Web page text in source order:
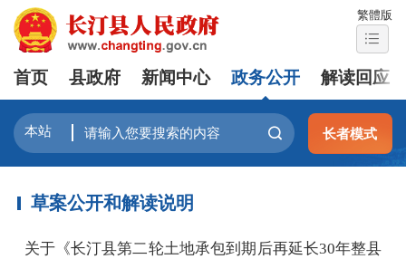
繁體版
首页 县政府 新闻中心 政务公开 解读回应
长者模式
草案公开和解读说明
关于《长汀县第二轮土地承包到期后再延长30年整县